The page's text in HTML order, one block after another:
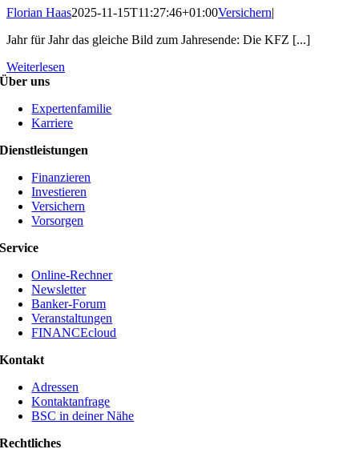
Florian Haas2025-11-15T11:27:46+01:00Versichern|
Jahr für Jahr das gleiche Bild zum Jahresende: Die KFZ [...]
Weiterlesen
Über uns
Expertenfamilie
Karriere
Dienstleistungen
Finanzieren
Investieren
Versichern
Vorsorgen
Service
Online-Rechner
Newsletter
Banker-Forum
Veranstaltungen
FINANCEcloud
Kontakt
Adressen
Kontaktanfrage
BSC in deiner Nähe
Rechtliches